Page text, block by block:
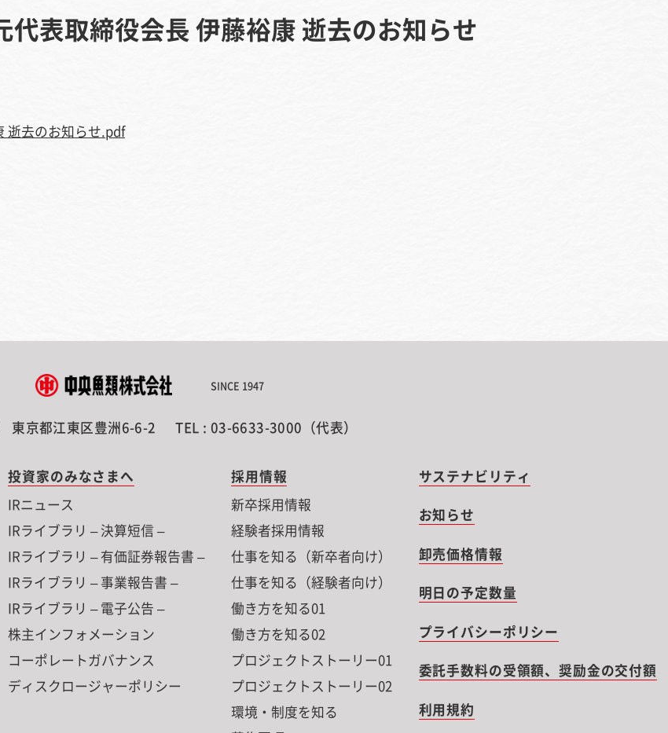
代表取締役会長 伊藤裕康 逝去のお知らせ
逝去のお知らせ.pdf
SINCE 1947
東京都江東区豊洲6-6-2 TEL : 03-6633-3000（代表）
投資家のみなさまへ
IRニュース
IRライブラリ – 決算短信 –
IRライブラリ – 有価証券報告書 –
IRライブラリ – 事業報告書 –
IRライブラリ – 電子公告 –
株主インフォメーション
コーポレートガバナンス
ディスクロージャーポリシー
採用情報
新卒採用情報
経験者採用情報
仕事を知る（新卒者向け）
仕事を知る（経験者向け）
働き方を知る01
働き方を知る02
プロジェクトストーリー01
プロジェクトストーリー02
環境・制度を知る
サステナビリティ
お知らせ
卸売価格情報
明日の予定数量
プライバシーポリシー
委託手数料の受領額、奨励金の交付額
利用規約